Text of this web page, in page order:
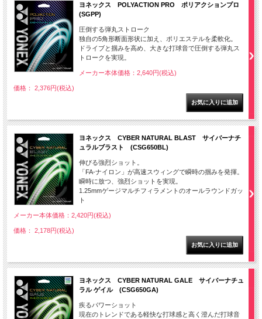
ヨネックス POLYACTION PRO ポリアクションプロ
(SGPP)
圧倒する弾丸ストローク
独自の5角形断面形状に加え、ポリエステルを柔軟化。
ドライブと掴みを高め、大きな打球音で圧倒する弾丸ス
トロークを実現。
メーカー本体価格：2,640円(税込)
価格： 2,376円(税込)
ヨネックス CYBER NATURAL BLAST サイバーナチ
ュラルブラスト (CSG650BL)
伸びる強烈ショット。
「FA-ナイロン」が高速スウィングで瞬時の掴みを発揮。
瞬時に放つ、強烈ショットを実現。
1.25mmゲージマルチフィラメントのオールラウンドガッ
ト
メーカー本体価格：2,420円(税込)
価格： 2,178円(税込)
ヨネックス CYBER NATURAL GALE サイバーナチュ
ラル ゲイル (CSG650GA)
疾るパワーショット
現在のトレンドである軽快な打球感と高く澄んだ打球音